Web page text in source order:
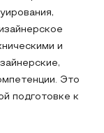
и
Это
подготовке к